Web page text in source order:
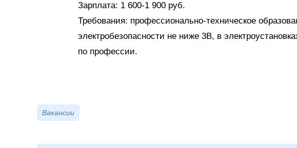
Зарплата: 1 600-1 900 руб.
Требования: профессионально-техническое
электробезопасности не ниже 3В, в
по профессии.
Вакансии